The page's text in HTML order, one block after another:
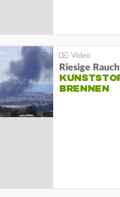
Riesige
BRENNEN